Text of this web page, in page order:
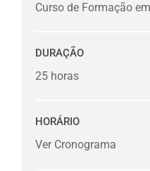
Curso de Formação
DURAÇÃO
25 horas
HORÁRIO
Ver Cronograma